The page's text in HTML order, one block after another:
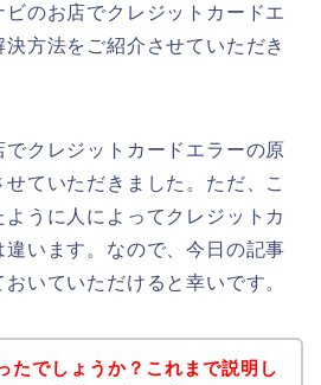
のお店でクレジットカードエ
方法をご紹介させていただき
クレジットカードエラーの原
ていただきました。ただ、こ
うに人によってクレジットカ
います。なので、今日の記事
いていただけると幸いです。
たでしょうか？これまで説明し